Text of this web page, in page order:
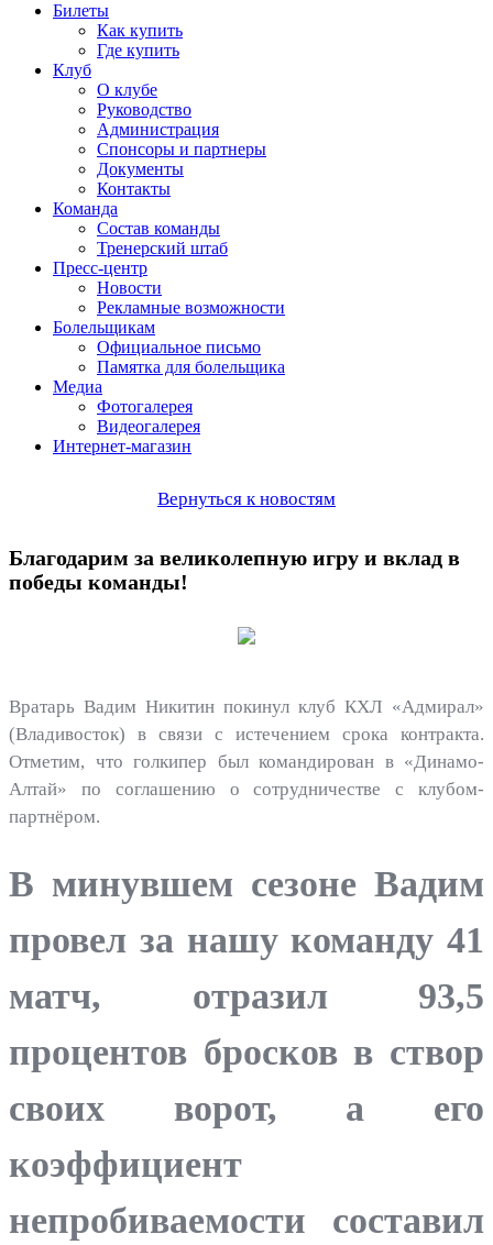
Билеты
Как купить
Где купить
Клуб
О клубе
Руководство
Администрация
Спонсоры и партнеры
Документы
Контакты
Команда
Состав команды
Тренерский штаб
Пресс-центр
Новости
Рекламные возможности
Болельщикам
Официальное письмо
Памятка для болельщика
Медиа
Фотогалерея
Видеогалерея
Интернет-магазин
Вернуться к новостям
Благодарим за великолепную игру и вклад в
победы команды!
Вратарь Вадим Никитин покинул клуб КХЛ «Адмирал»
(Владивосток) в связи с истечением срока контракта.
Отметим, что голкипер был командирован в «Динамо-
Алтай» по соглашению о сотрудничестве с клубом-
партнёром.
В минувшем сезоне Вадим
провел за нашу команду 41
матч, отразил 93,5
процентов бросков в створ
своих ворот, а его
коэффициент
непробиваемости составил